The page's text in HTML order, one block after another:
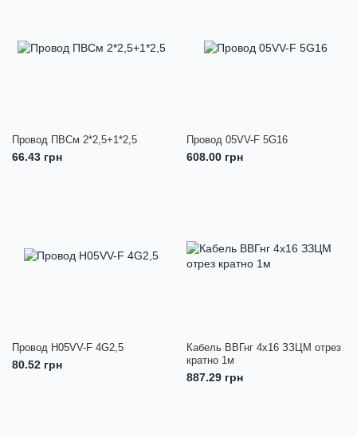
Провод ПВСм 2*2,5+1*2,5
66.43 грн
Провод 05VV-F 5G16
608.00 грн
Провод H05VV-F 4G2,5
80.52 грн
Кабель ВВГнг 4х16 ЗЗЦМ отрез
кратно 1м
887.29 грн